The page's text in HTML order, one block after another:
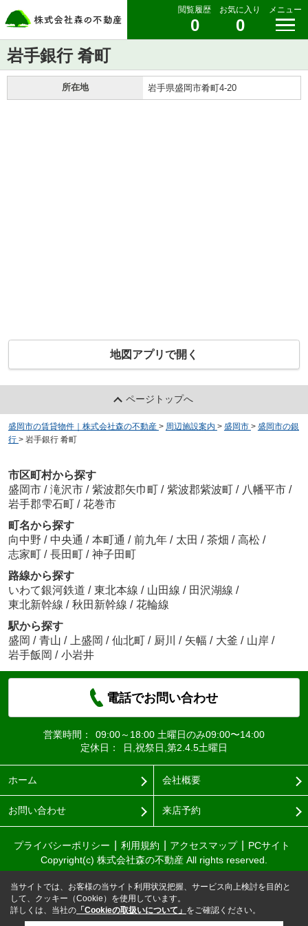
閲覧履歴
0
お気に入り
0
メニュー
岩手銀行 肴町
所在地 岩手県盛岡市肴町4-20
地図アプリで開く
ページトップへ
盛岡市の賃貸物件｜株式会社森の不動産 > 周辺施設案内 > 盛岡市 > 盛岡市の銀
行 > 岩手銀行 肴町
市区町村から探す
盛岡市 / 滝沢市 / 紫波郡矢巾町 / 紫波郡紫波町 / 八幡平市 /
岩手郡雫石町 / 花巻市
町名から探す
向中野 / 中央通 / 本町通 / 前九年 / 太田 / 茶畑 / 高松 /
志家町 / 長田町 / 神子田町
路線から探す
いわて銀河鉄道 / 東北本線 / 山田線 / 田沢湖線 /
東北新幹線 / 秋田新幹線 / 花輪線
駅から探す
盛岡 / 青山 / 上盛岡 / 仙北町 / 厨川 / 矢幅 / 大釜 / 山岸 /
岩手飯岡 / 小岩井
電話でお問い合わせ
営業時間：
09:00～18:00 土曜日のみ09:00〜14:00
定休日：
日,祝祭日,第2.4.5土曜日
ホーム 会社概要
お問い合わせ 来店予約
プライバシーポリシー 利用規約 アクセスマップ
PCサイト
Copyright(c) 株式会社森の不動産 All rights reserved.
当サイトでは、お客様の当サイト利用状況把握、サービス向上検討を目的と
して、クッキー（Cookie）を使用しています。
詳しくは、当社の 「Cookieの取扱いについて」 をご確認ください。